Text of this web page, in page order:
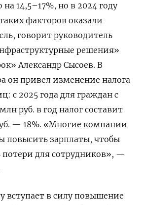
14,5–17%, но в 2024 году
факторов оказали
говорит руководитель
решения»
Александр Сысоев. В
он привел изменение налога
с 2025 года для граждан с
руб. в год налог составит
— 18%. «Многие компании
повысить зарплаты, чтобы
для сотрудников», —
вступает в силу повышение